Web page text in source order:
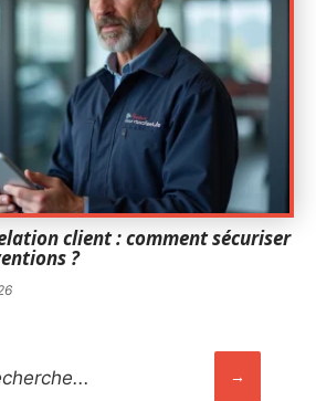
client : comment sécuriser
?